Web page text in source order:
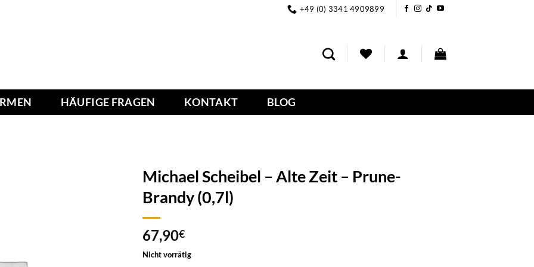
+49 (0) 3341 4909899
HÄUFIGE FRAGEN KONTAKT BLOG
Michael Scheibel – Alte Zeit – Prune-
Brandy (0,7l)
67,90€
Nicht vorrätig